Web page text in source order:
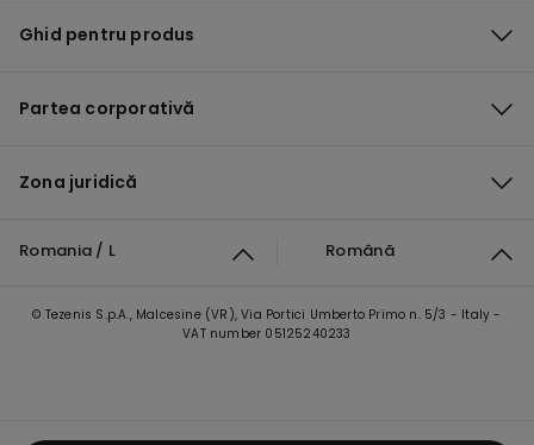
Ghid pentru produs
Partea corporativă
Zona juridică
Romania / L Română
© Tezenis S.p.A., Malcesine (VR), Via Portici Umberto Primo n. 5/3 - Italy -
VAT number 05125240233